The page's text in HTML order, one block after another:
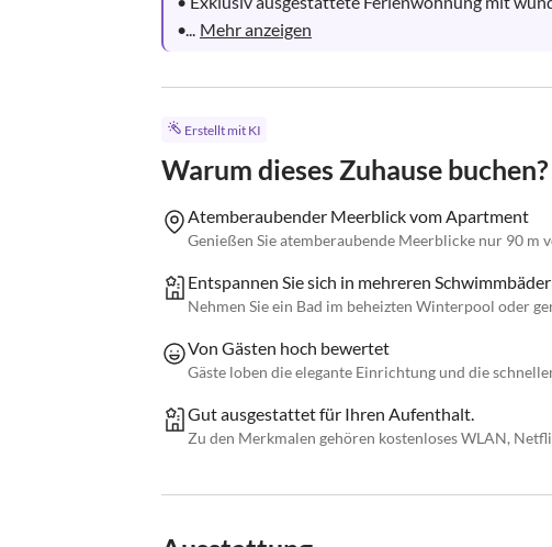
•... Mehr anzeigen
Erstellt mit KI
Warum dieses Zuhause buchen?
Atemberaubender Meerblick vom Apartment
Genießen Sie atemberaubende Meerblicke nur 90 m
Entspannen Sie sich in mehreren
Nehmen Sie ein Bad im beheizten Winterpool oder
Von Gästen hoch bewertet
Gäste loben die elegante Einrichtung und die
Gut ausgestattet für Ihren Aufenthalt.
Zu den Merkmalen gehören kostenloses WLAN,